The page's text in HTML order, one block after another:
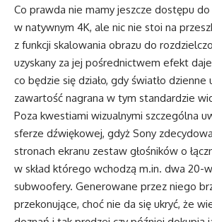
Co prawda nie mamy jeszcze dostępu
w natywnym 4K, ale nic nie stoi na
z funkcji skalowania obrazu do
uzyskany za jej pośrednictwem efekt
co będzie się działo, gdy światło dzienne
zawartość nagrana w tym standardzie
Poza kwestiami wizualnymi szczególna
sferze dźwiękowej, gdyż Sony
stronach ekranu zestaw głośników o
w skład którego wchodzą m.in. dwa 20-
subwoofery. Generowane przez niego
przekonujące, choć nie da się ukryć, że